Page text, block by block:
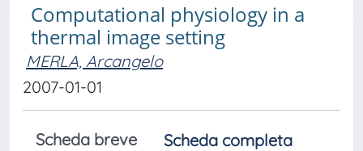
Computational physiology in a
thermal image setting
MERLA, Arcangelo
2007-01-01
Scheda breve
Scheda completa